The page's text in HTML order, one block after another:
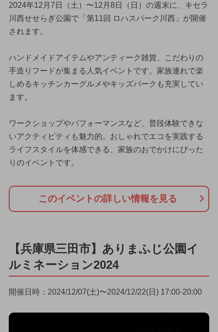
2024年12月7日（土）〜12月8日（日）の週末に、キセラ
川西せせらぎ公園で「第11回 ロハスパーク川西」が開催
されます。
ハンドメイドアイテムやアンティーク雑貨、こだわりの
手造りフードが集まる人気イベントです。家族連れで楽
しめるキッチンカーグルメやキッズパークも充実してい
ます。
ワークショップやパフォーマンスなど、普段体験できな
いアクティビティも魅力的。おしゃれでエコを実践する
ライフスタイルを体感できる、家族のおでかけにぴった
りのイベントです。
このイベントの詳しい情報を見る
【兵庫県三田市】ありまふじ公園イ
ルミネーション2024
開催日時：2024/12/07(土)〜2024/12/22(日) 17:00-20:00